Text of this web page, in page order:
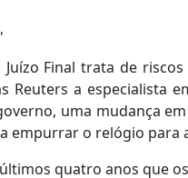
Final trata de
Reuters a especialista
uma mudança
empurrar o relógio para
quatro anos que